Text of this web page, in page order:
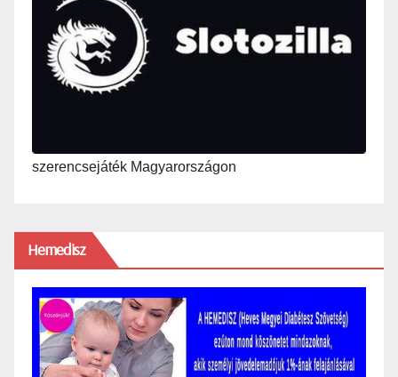
szerencsejáték Magyarországon
Hemedisz